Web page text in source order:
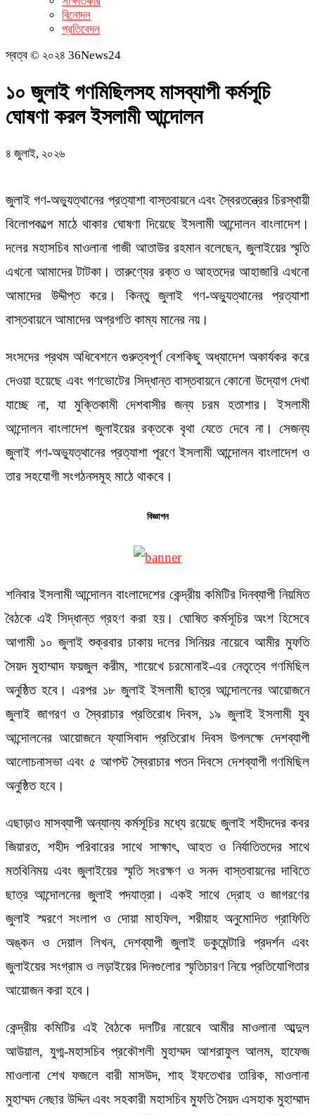
বিনোদন
প্রতিবেদন
স্বত্ব © ২০২৪ 36News24
১০ জুলাই গণমিছিলসহ মাসব্যাপী কর্মসূচি
ঘোষণা করল ইসলামী আন্দোলন
৪ জুলাই, ২০২৬
জুলাই গণ-অভ্যুত্থানের প্রত্যাশা বাস্তবায়নে এবং স্বৈরতন্ত্রের চিরস্থায়ী
বিলোপকল্পে মাঠে থাকার ঘোষণা দিয়েছে ইসলামী আন্দোলন বাংলাদেশ।
দলের মহাসচিব মাওলানা গাজী আতাউর রহমান বলেছেন, জুলাইয়ের স্মৃতি
এখনো আমাদের টাটকা। তারুণ্যের রক্ত ও আহতদের আহাজারি এখনো
আমাদের উদ্দীপ্ত করে। কিন্তু জুলাই গণ-অভ্যুত্থানের প্রত্যাশা
বাস্তবায়নে আমাদের অগ্রগতি কাম্য মানের নয়।
সংসদের প্রথম অধিবেশনে গুরুত্বপূর্ণ বেশকিছু অধ্যাদেশ অকার্যকর করে
দেওয়া হয়েছে এবং গণভোটের সিদ্ধান্ত বাস্তবায়নে কোনো উদ্যোগ দেখা
যাচ্ছে না, যা মুক্তিকামী দেশবাসীর জন্য চরম হতাশার। ইসলামী
আন্দোলন বাংলাদেশ জুলাইয়ের রক্তকে বৃথা যেতে দেবে না। সেজন্য
জুলাই গণ-অভ্যুত্থানের প্রত্যাশা পূরণে ইসলামী আন্দোলন বাংলাদেশ ও
তার সহযোগী সংগঠনসমূহ মাঠে থাকবে।
বিজ্ঞাপন
শনিবার ইসলামী আন্দোলন বাংলাদেশের কেন্দ্রীয় কমিটির দিনব্যাপী নিয়মিত
বৈঠকে এই সিদ্ধান্ত গ্রহণ করা হয়। ঘোষিত কর্মসূচির অংশ হিসেবে
আগামী ১০ জুলাই শুক্রবার ঢাকায় দলের সিনিয়র নায়েবে আমীর মুফতি
সৈয়দ মুহাম্মাদ ফয়জুল করীম, শায়েখে চরমোনাই-এর নেতৃত্বে গণমিছিল
অনুষ্ঠিত হবে। এরপর ১৮ জুলাই ইসলামী ছাত্র আন্দোলনের আয়োজনে
জুলাই জাগরণ ও স্বৈরাচার প্রতিরোধ দিবস, ১৯ জুলাই ইসলামী যুব
আন্দোলনের আয়োজনে ফ্যাসিবাদ প্রতিরোধ দিবস উপলক্ষে দেশব্যাপী
আলোচনাসভা এবং ৫ আগস্ট স্বৈরাচার পতন দিবসে দেশব্যাপী গণমিছিল
অনুষ্ঠিত হবে।
এছাড়াও মাসব্যাপী অন্যান্য কর্মসূচির মধ্যে রয়েছে জুলাই শহীদদের কবর
জিয়ারত, শহীদ পরিবারের সাথে সাক্ষাৎ, আহত ও নির্যাতিতদের সাথে
মতবিনিময় এবং জুলাইয়ের স্মৃতি সংরক্ষণ ও সনদ বাস্তবায়নের দাবিতে
ছাত্র আন্দোলনের জুলাই পদযাত্রা। একই সাথে দ্রোহ ও জাগরণের
জুলাই স্মরণে সংলাপ ও দোয়া মাহফিল, শরীয়াহ অনুমোদিত গ্রাফিতি
অঙ্কন ও দেয়াল লিখন, দেশব্যাপী জুলাই ডকুমেন্টারি প্রদর্শন এবং
জুলাইয়ের সংগ্রাম ও লড়াইয়ের দিনগুলোর স্মৃতিচারণ নিয়ে প্রতিযোগিতার
আয়োজন করা হবে।
কেন্দ্রীয় কমিটির এই বৈঠকে দলটির নায়েবে আমীর মাওলানা আব্দুল
আউয়াল, যুগ্ম-মহাসচিব প্রকৌশলী মুহাম্মদ আশরাফুল আলম, হাফেজ
মাওলানা শেখ ফজলে বারী মাসউদ, শাহ ইফতেখার তারিক, মাওলানা
মুহাম্মদ নেছার উদ্দিন এবং সহকারী মহাসচিব মুফতি সৈয়দ এসহাক মুহাম্মাদ